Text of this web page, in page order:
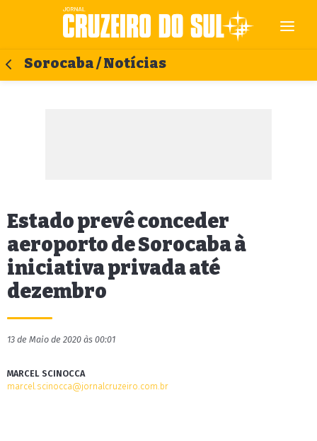
Sorocaba / Notícias
Estado prevê conceder
aeroporto de Sorocaba à
iniciativa privada até
dezembro
13 de Maio de 2020 às 00:01
MARCEL SCINOCCA
marcel.scinocca@jornalcruzeiro.com.br